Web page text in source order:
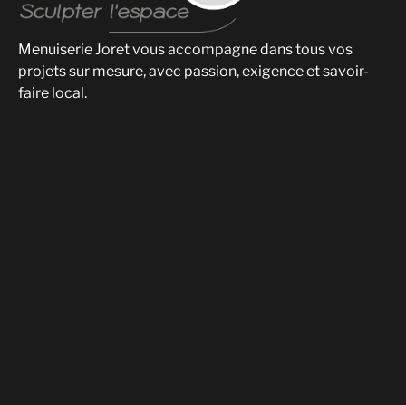
Menuiserie Joret vous accompagne dans tous vos
projets sur mesure, avec passion, exigence et savoir-
faire local.